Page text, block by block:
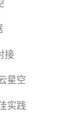
接
星空
实践